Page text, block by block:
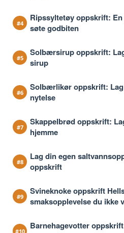
Ripssyltetøy oppskrift:
søte godbiten
Solbærsirup oppskrift:
sirup
Solbærlikør oppskrift:
nytelse
Skappelbrød oppskrift:
hjemme
Lag din egen
oppskrift
Svineknoke oppskrift
smaksopplevelse du ikke
Barnehagevotter